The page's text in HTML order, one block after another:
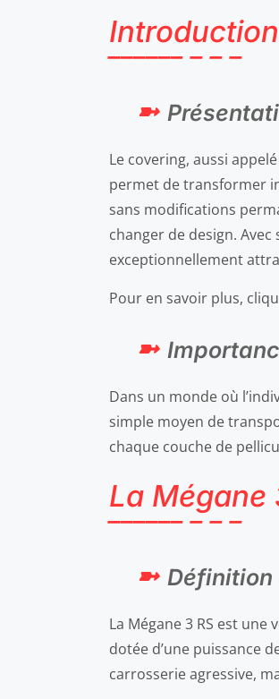
Le covering, aussi
permet de transformer
sans modifications
changer de design.
exceptionnellement
Pour en savoir plus,
Dans un monde où
simple moyen de
chaque couche de
La Mégane
Définition
La Mégane 3 RS est
dotée d’une puissance
carrosserie agressive,